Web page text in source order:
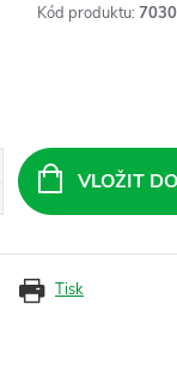
Kód produktu:
VLOŽIT
Tisk